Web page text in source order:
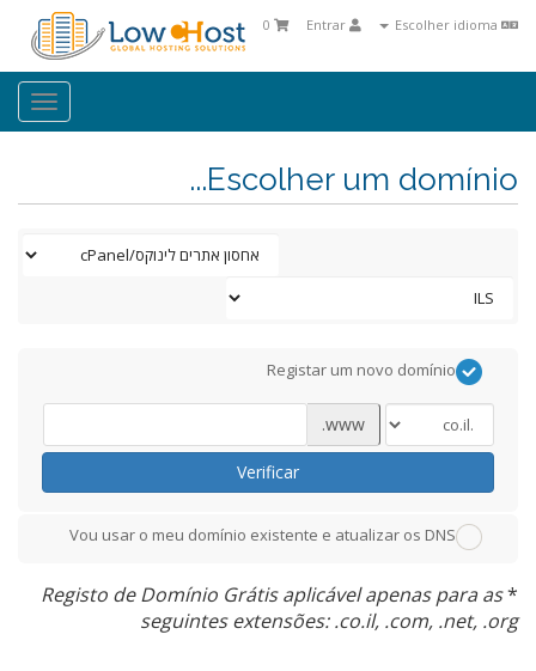
0
Escolher um domínio...
Registar um novo domínio
www.
Verificar
Vou usar o meu domínio existente e atualizar os DNS
*
Registo de Domínio Grátis aplicável apenas para as
seguintes extensões: .co.il, .com, .net, .org